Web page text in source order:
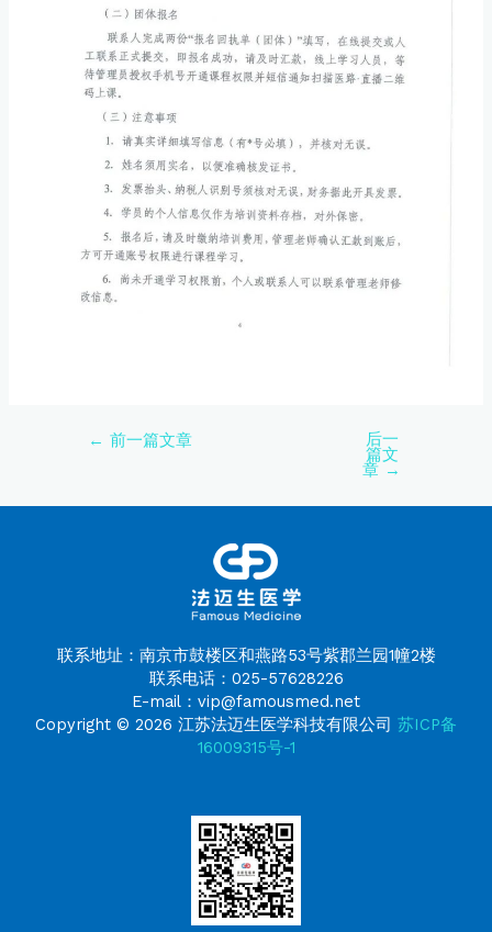
← 前一篇文章 后一
篇文
章 →
联系地址：南京市鼓楼区和燕路53号紫郡兰园1幢2楼
联系电话：025-57628226
E-mail：vip@famousmed.net
Copyright © 2026 江苏法迈生医学科技有限公司 苏ICP备
16009315号-1